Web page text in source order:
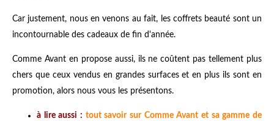
Car justement, nous en venons au fait, les coffrets beauté sont un
incontournable des cadeaux de fin d'année.
Comme Avant en propose aussi, ils ne coûtent pas tellement plus
chers que ceux vendus en grandes surfaces et en plus ils sont en
promotion, alors nous vous les présentons.
à lire aussi : tout savoir sur Comme Avant et sa gamme de